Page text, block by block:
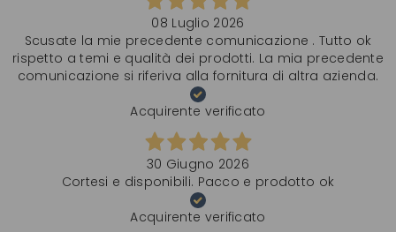
08 Luglio 2026
Scusate la mie precedente comunicazione . Tutto ok
rispetto a temi e qualità dei prodotti. La mia precedente
comunicazione si riferiva alla fornitura di altra azienda.
Acquirente verificato
30 Giugno 2026
Cortesi e disponibili. Pacco e prodotto ok
Acquirente verificato